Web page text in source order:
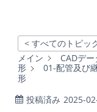
< すべてのトピッ
メイン
CADデ
形
01-配管及び
形
投稿済み 2025-